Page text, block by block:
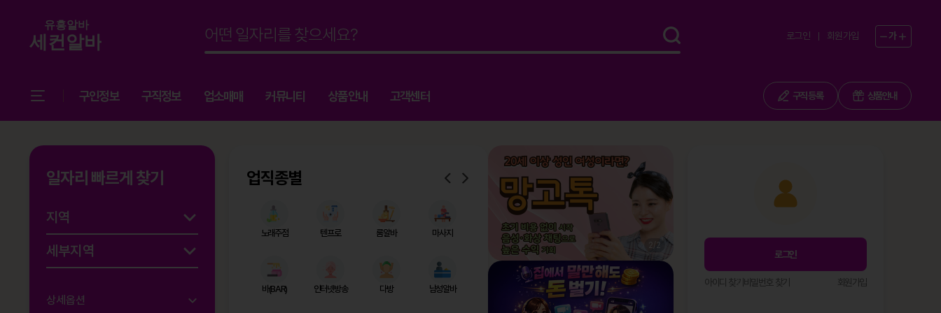
로그인 회원가입 가
구인정보 구직정보 업소매매 커뮤니티 상품안내 고객센터 구직 등록 상품안내
일자리 빠르게 찾기
상세옵션
업직종별
노래주점 텐프로 룸알바 마사지
바(BAR) 인터넷방송 다방 남성알바
2
로그인
아이디 찾기 비밀번호 찾기 회원가입